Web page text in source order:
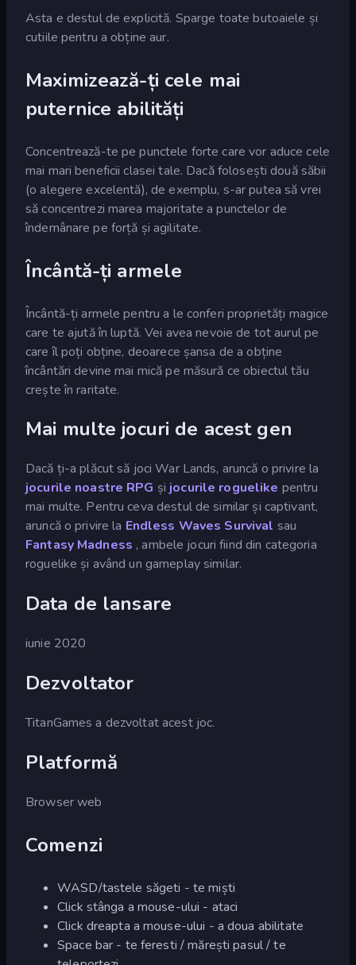
Asta e destul de explicită. Sparge toate butoaiele și
cutiile pentru a obține aur.
Maximizează-ți cele mai
puternice abilități
Concentrează-te pe punctele forte care vor aduce cele
mai mari beneficii clasei tale. Dacă folosești două săbii
(o alegere excelentă), de exemplu, s-ar putea să vrei
să concentrezi marea majoritate a punctelor de
îndemânare pe forță și agilitate.
Încântă-ți armele
Încântă-ți armele pentru a le conferi proprietăți magice
care te ajută în luptă. Vei avea nevoie de tot aurul pe
care îl poți obține, deoarece șansa de a obține
încântări devine mai mică pe măsură ce obiectul tău
crește în raritate.
Mai multe jocuri de acest gen
Dacă ți-a plăcut să joci War Lands, aruncă o privire la
jocurile noastre RPG și jocurile roguelike pentru
mai multe. Pentru ceva destul de similar și captivant,
aruncă o privire la Endless Waves Survival sau
Fantasy Madness , ambele jocuri fiind din categoria
roguelike și având un gameplay similar.
Data de lansare
iunie 2020
Dezvoltator
TitanGames a dezvoltat acest joc.
Platformă
Browser web
Comenzi
WASD/tastele săgeti - te miști
Click stânga a mouse-ului - ataci
Click dreapta a mouse-ului - a doua abilitate
Space bar - te feresti / mărești pasul / te